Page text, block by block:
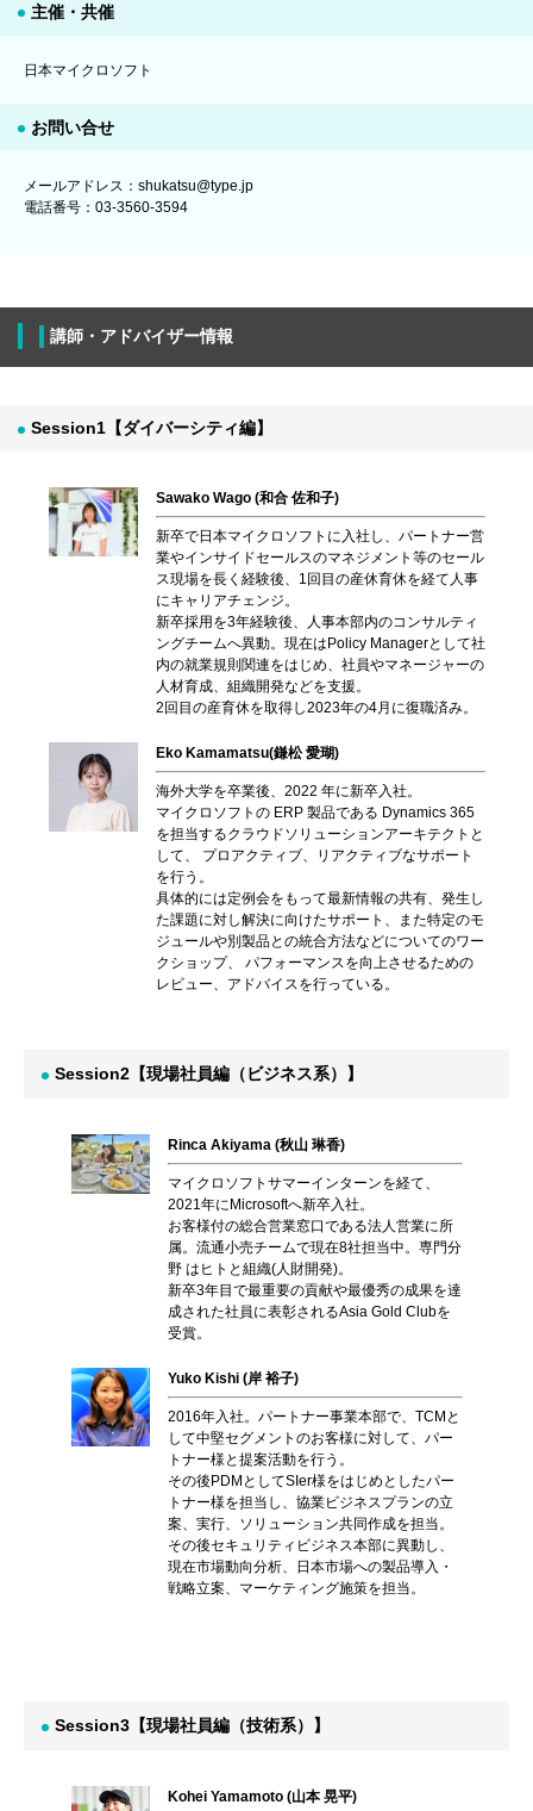
主催・共催
日本マイクロソフト
お問い合せ
メールアドレス：shukatsu@type.jp
電話番号：03-3560-3594
講師・アドバイザー情報
Session1【ダイバーシティ編】
Sawako Wago (和合 佐和子)
新卒で日本マイクロソフトに入社し、パートナー営
業やインサイドセールスのマネジメント等のセール
ス現場を長く経験後、1回目の産休育休を経て人事
にキャリアチェンジ。
新卒採用を3年経験後、人事本部内のコンサルティ
ングチームへ異動。現在はPolicy Managerとして社
内の就業規則関連をはじめ、社員やマネージャーの
人材育成、組織開発などを支援。
2回目の産育休を取得し2023年の4月に復職済み。
Eko Kamamatsu(鎌松 愛瑚)
海外大学を卒業後、2022 年に新卒入社。
マイクロソフトの ERP 製品である Dynamics 365
を担当するクラウドソリューションアーキテクトと
して、 プロアクティブ、リアクティブなサポート
を行う。
具体的には定例会をもって最新情報の共有、発生し
た課題に対し解決に向けたサポート、また特定のモ
ジュールや別製品との統合方法などについてのワー
クショップ、 パフォーマンスを向上させるための
レビュー、アドバイスを行っている。
Session2【現場社員編（ビジネス系）】
Rinca Akiyama (秋山 琳香)
マイクロソフトサマーインターンを経て、
2021年にMicrosoftへ新卒入社。
お客様付の総合営業窓口である法人営業に所
属。流通小売チームで現在8社担当中。専門分
野 はヒトと組織(人財開発)。
新卒3年目で最重要の貢献や最優秀の成果を達
成された社員に表彰されるAsia Gold Clubを
受賞。
Yuko Kishi (岸 裕子)
2016年入社。パートナー事業本部で、TCMと
して中堅セグメントのお客様に対して、パー
トナー様と提案活動を行う。
その後PDMとしてSIer様をはじめとしたパー
トナー様を担当し、協業ビジネスプランの立
案、実行、ソリューション共同作成を担当。
その後セキュリティビジネス本部に異動し、
現在市場動向分析、日本市場への製品導入・
戦略立案、マーケティング施策を担当。
Session3【現場社員編（技術系）】
Kohei Yamamoto (山本 晃平)